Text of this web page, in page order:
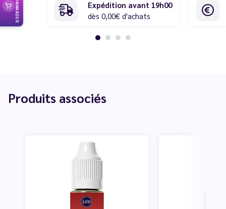
Expédition avant 19h00
dès 0,00€ d'achats
Produits associés